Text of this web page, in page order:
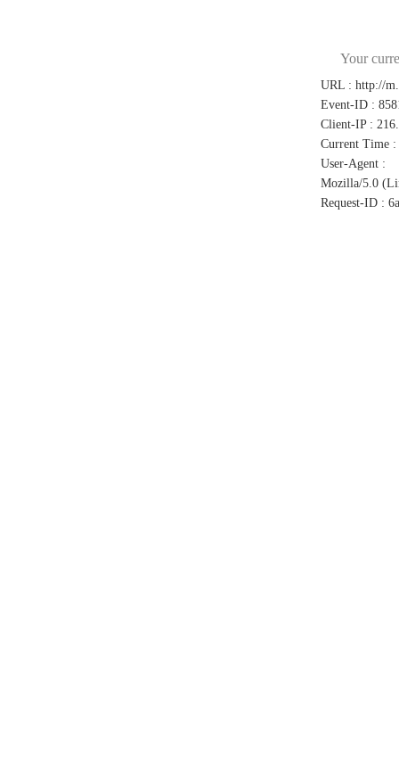
Your
URL : http://
Event-ID :
Client-IP :
Current Time :
User-Agent :
Mozilla/5.0
Request-ID :